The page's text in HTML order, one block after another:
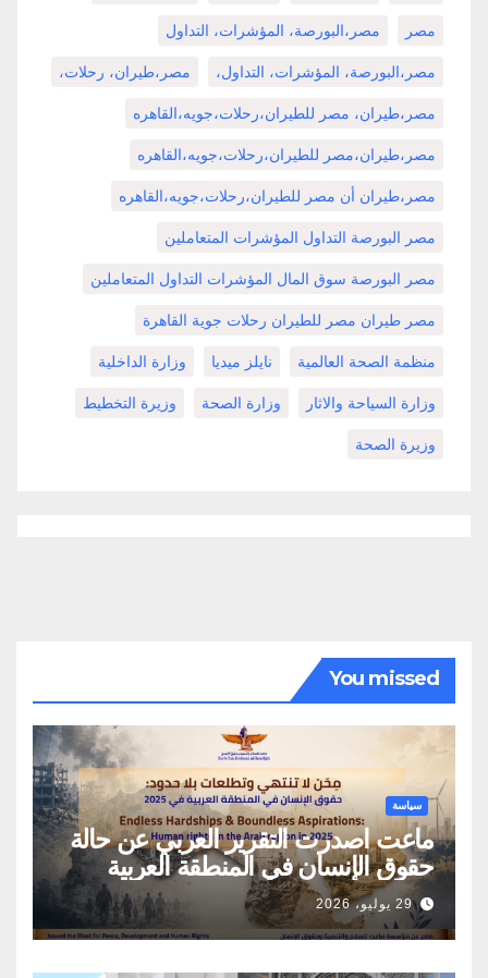
مصر مصر،البورصة، المؤشرات، التداول
مصر،البورصة، المؤشرات، التداول، مصر،طيران، رحلات،
مصر،طيران، مصر للطيران،رحلات،جويه،القاهره
مصر،طيران،مصر للطيران،رحلات،جويه،القاهره
مصر،طيران أن مصر للطيران،رحلات،جويه،القاهره
مصر البورصة التداول المؤشرات المتعاملين
مصر البورصة سوق المال المؤشرات التداول المتعاملين
مصر طيران مصر للطيران رحلات جوية القاهرة
منظمة الصحة العالمية نايلز ميديا وزارة الداخلية
وزارة السياحة والاثار وزارة الصحة وزيرة التخطيط
وزيرة الصحة
You missed
سياسة
ماعت اصدرت التقرير العربي عن حالة
حقوق الإنسان في المنطقة العربية
29 يوليو، 2026